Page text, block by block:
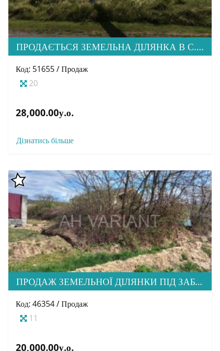
ПРОДАЄТЬСЯ ЗЕМЕЛЬНА ДІЛЯНКА В С. СТОРОЖНИЦЯ
Код: 51655 / Продаж
20
28,000.00у.о.
Дізнатись більше
ПРОДАЖ ЗЕМЕЛЬНОЇ ДІЛЯНКИ ПІД ЗАБУДОВУ, МКРН. ГОРЯНИ
Код: 46354 / Продаж
11
20,000.00у.о.